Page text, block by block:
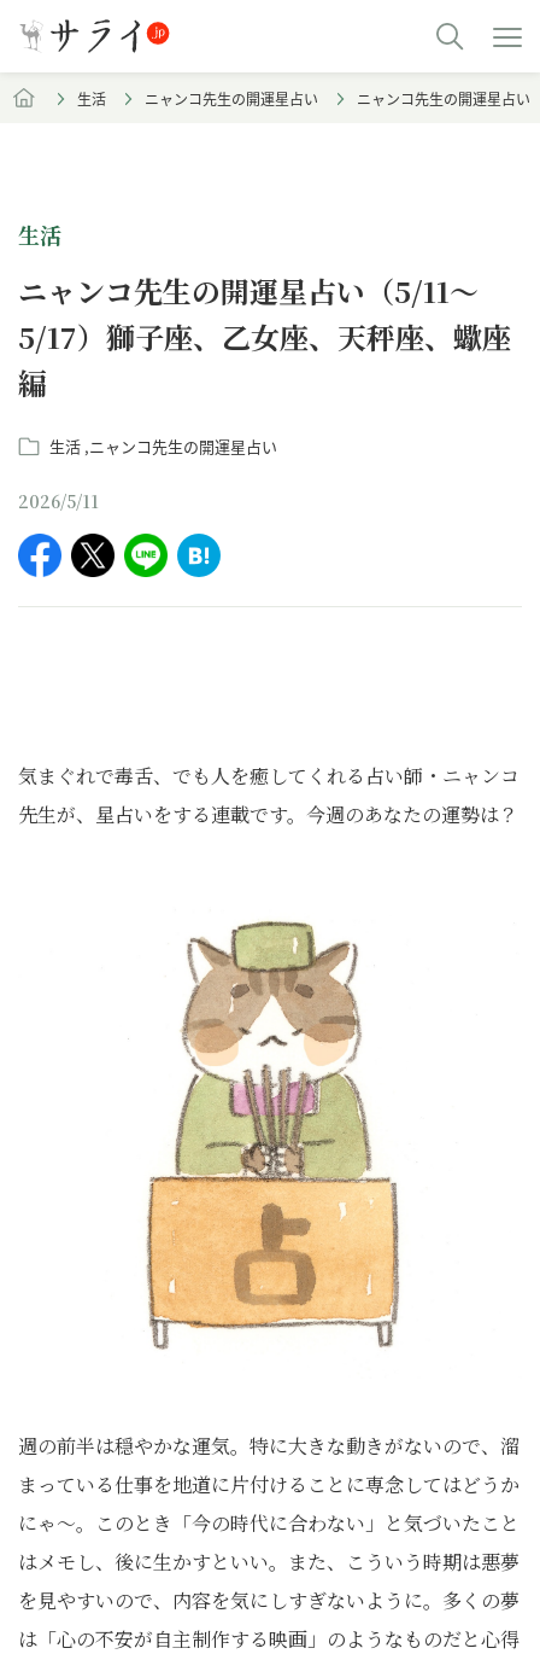
生活 ニャンコ先生の開運星占い ニャンコ先生の開運星占
生活
ニャンコ先生の開運星占い（5/11～
5/17）獅子座、乙女座、天秤座、蠍座
編
生活 ニャンコ先生の開運星占い
2026/5/11
気まぐれで毒舌、でも人を癒してくれる占い師・ニャンコ
先生が、星占いをする連載です。今週のあなたの運勢は？
週の前半は穏やかな運気。特に大きな動きがないので、溜
まっている仕事を地道に片付けることに専念してはどうか
にゃ〜。このとき「今の時代に合わない」と気づいたこと
はメモし、後に生かすといい。また、こういう時期は悪夢
を見やすいので、内容を気にしすぎないように。多くの夢
は「心の不安が自主制作する映画」のようなものだと心得